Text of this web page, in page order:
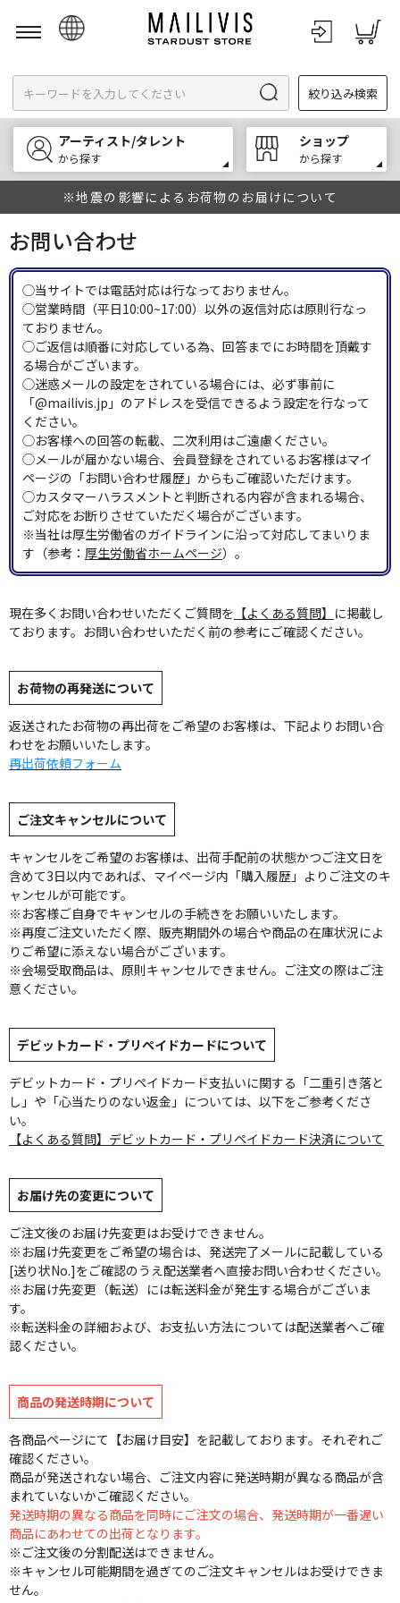
English
한국어
中文
絞り込み検索
アーティスト/タレント
から探す
ショップ
から探す
※地震の影響によるお荷物のお届けについて
お問い合わせ
◯当サイトでは電話対応は行なっておりません。
◯営業時間（平日10:00~17:00）以外の返信対応は原則行なっ
ておりません。
◯ご返信は順番に対応している為、回答までにお時間を頂戴す
る場合がございます。
◯迷惑メールの設定をされている場合には、必ず事前に
「@mailivis.jp」のアドレスを受信できるよう設定を行なって
ください。
◯お客様への回答の転載、二次利用はご遠慮ください。
◯メールが届かない場合、会員登録をされているお客様はマイ
ページの「お問い合わせ履歴」からもご確認いただけます。
◯カスタマーハラスメントと判断される内容が含まれる場合、
ご対応をお断りさせていただく場合がございます。
※当社は厚生労働省のガイドラインに沿って対応してまいりま
す（参考： 厚生労働省ホームページ）。
現在多くお問い合わせいただくご質問を 【よくある質問】 に掲載し
ております。お問い合わせいただく前の参考にご確認ください。
お荷物の再発送について
返送されたお荷物の再出荷をご希望のお客様は、下記よりお問い合
わせをお願いいたします。
再出荷依頼フォーム
ご注文キャンセルについて
キャンセルをご希望のお客様は、出荷手配前の状態かつご注文日を
含めて3日以内であれば、マイページ内「購入履歴」よりご注文のキ
ャンセルが可能です。
※お客様ご自身でキャンセルの手続きをお願いいたします。
※再度ご注文いただく際、販売期間外の場合や商品の在庫状況によ
りご希望に添えない場合がございます。
※会場受取商品は、原則キャンセルできません。ご注文の際はご注
意ください。
デビットカード・プリペイドカードについて
デビットカード・プリペイドカード支払いに関する「二重引き落と
し」や「心当たりのない返金」については、以下をご参考くださ
い。
【よくある質問】デビットカード・プリペイドカード決済について
お届け先の変更について
ご注文後のお届け先変更はお受けできません。
※お届け先変更をご希望の場合は、発送完了メールに記載している
[送り状No.]をご確認のうえ配送業者へ直接お問い合わせください。
※お届け先変更（転送）には転送料金が発生する場合がございま
す。
※転送料金の詳細および、お支払い方法については配送業者へご確
認ください。
商品の発送時期について
各商品ページにて【お届け目安】を記載しております。それぞれご
確認ください。
商品が発送されない場合、ご注文内容に発送時期が異なる商品が含
まれていないかご確認ください。
発送時期の異なる商品を同時にご注文の場合、発送時期が一番遅い
商品にあわせての出荷となります。
※ご注文後の分割配送はできません。
※キャンセル可能期間を過ぎてのご注文キャンセルはお受けできま
せん。